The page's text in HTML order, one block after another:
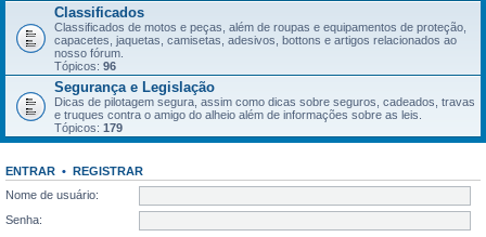
Classificados
Classificados de motos e peças, além de roupas e equipamentos de proteção,
capacetes, jaquetas, camisetas, adesivos, bottons e artigos relacionados ao
nosso fórum.
Tópicos: 96
Segurança e Legislação
Dicas de pilotagem segura, assim como dicas sobre seguros, cadeados, travas
e truques contra o amigo do alheio além de informações sobre as leis.
Tópicos: 179
ENTRAR • REGISTRAR
Nome de usuário:
Senha: